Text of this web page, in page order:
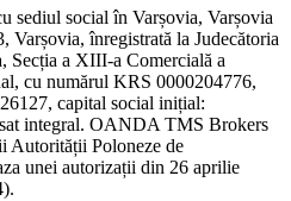
social în Varșovia, Varșovia
înregistrată la Judecătoria
Secția a XIII-a Comercială a
cu numărul KRS 0000204776,
capital social inițial:
integral. OANDA TMS Brokers
Autorității Poloneze de
unei autorizații din 26 aprilie